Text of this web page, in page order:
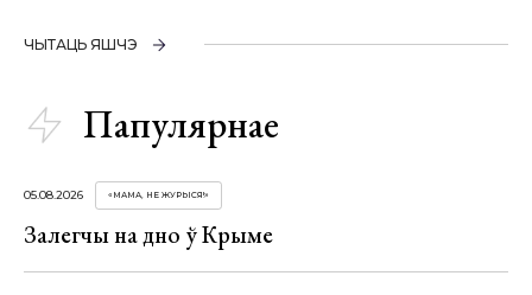
ЧЫТАЦЬ ЯШЧЭ
Папулярнае
05.08.2026 «МАМА, НЕ ЖУРЫСЯ!»
Залегчы на дно ў Крыме